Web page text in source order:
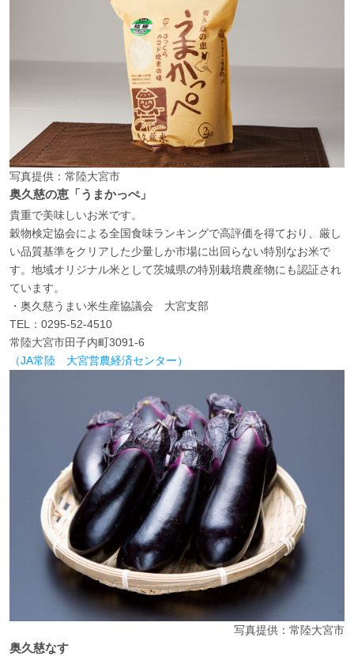
写真提供：常陸大宮市
奥久慈の恵「うまかっぺ」
貴重で美味しいお米です。
穀物検定協会による全国食味ランキングで高評価を得ており、厳し
い品質基準をクリアした少量しか市場に出回らない特別なお米で
す。地域オリジナル米として茨城県の特別栽培農産物にも認証され
ています。
・奥久慈うまい米生産協議会 大宮支部
TEL：0295-52-4510
常陸大宮市田子内町3091-6
（JA常陸 大宮営農経済センター）
写真提供：常陸大宮市
奥久慈なす